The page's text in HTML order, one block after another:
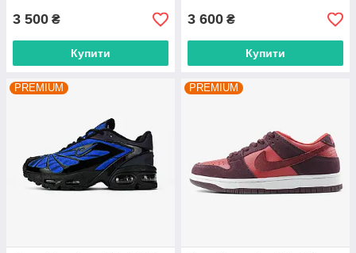
3 500 ₴
Купити
3 600 ₴
Купити
PREMIUM PREMIUM